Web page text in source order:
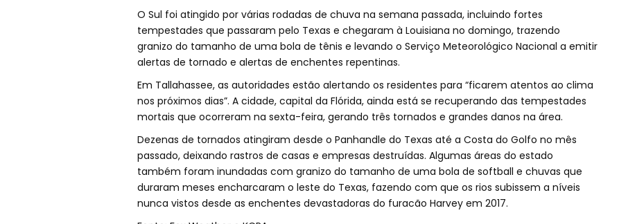
O Sul foi atingido por várias rodadas de chuva na semana passada, incluindo fortes
tempestades que passaram pelo Texas e chegaram à Louisiana no domingo, trazendo
granizo do tamanho de uma bola de tênis e levando o Serviço Meteorológico Nacional a emitir
alertas de tornado e alertas de enchentes repentinas.
Em Tallahassee, as autoridades estão alertando os residentes para “ficarem atentos ao clima
nos próximos dias”. A cidade, capital da Flórida, ainda está se recuperando das tempestades
mortais que ocorreram na sexta-feira, gerando três tornados e grandes danos na área.
Dezenas de tornados atingiram desde o Panhandle do Texas até a Costa do Golfo no mês
passado, deixando rastros de casas e empresas destruídas. Algumas áreas do estado
também foram inundadas com granizo do tamanho de uma bola de softball e chuvas que
duraram meses encharcaram o leste do Texas, fazendo com que os rios subissem a níveis
nunca vistos desde as enchentes devastadoras do furacão Harvey em 2017.